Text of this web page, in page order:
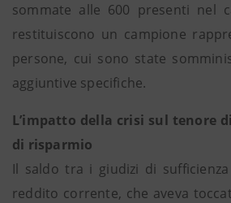
sommate alle 600 presenti nel
restituiscono un campione
persone, cui sono state
aggiuntive specifiche.
L’impatto della crisi sul tenore
di risparmio
Il saldo tra i giudizi di
reddito corrente, che aveva